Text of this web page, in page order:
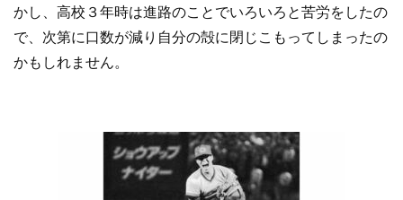
かし、高校３年時は進路のことでいろいろと苦労をしたの
で、次第に口数が減り自分の殻に閉じこもってしまったの
かもしれません。